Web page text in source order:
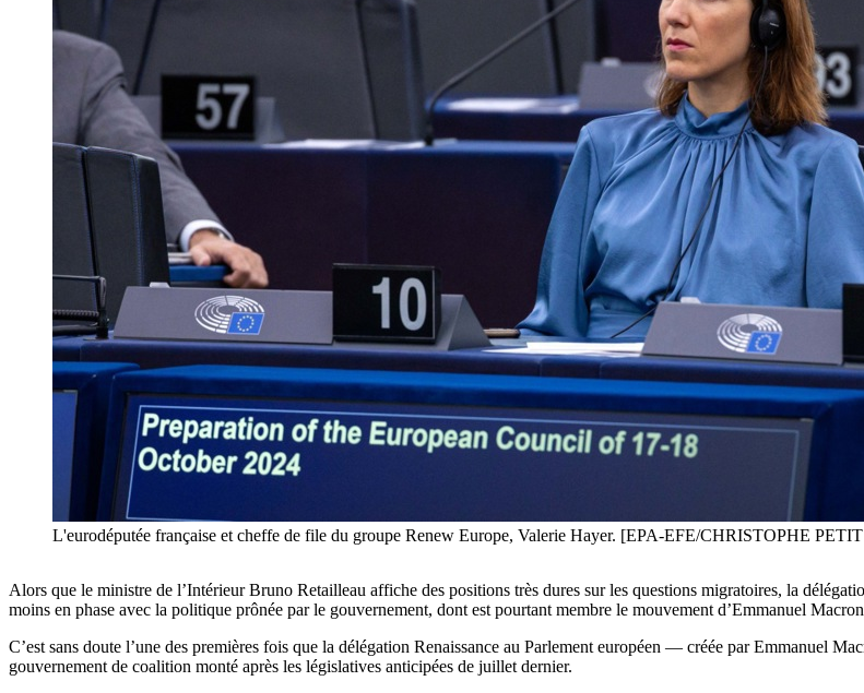
L'eurodéputée française et cheffe de file du groupe Renew Europe, Valerie Hayer. [EPA-EFE/CHRISTOPHE
Alors que le ministre de l’Intérieur Bruno Retailleau affiche des positions très dures sur les questions migratoires, la
moins en phase avec la politique prônée par le gouvernement, dont est pourtant membre le mouvement d’Emmanuel
C’est sans doute l’une des premières fois que la délégation Renaissance au Parlement européen — créée par Emmanuel
gouvernement de coalition monté après les législatives anticipées de juillet dernier.